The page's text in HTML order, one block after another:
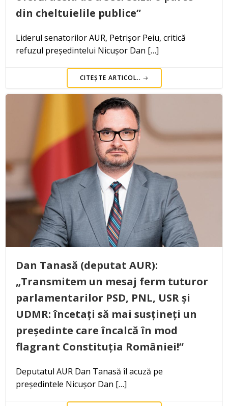
din cheltuielile publice”
Liderul senatorilor AUR, Petrișor Peiu, critică
refuzul președintelui Nicușor Dan […]
CITEȘTE ARTICOL..
Dan Tanasă (deputat AUR):
„Transmitem un mesaj ferm tuturor
parlamentarilor PSD, PNL, USR și
UDMR: încetați să mai susțineți un
președinte care încalcă în mod
flagrant Constituția României!”
Deputatul AUR Dan Tanasă îl acuză pe
președintele Nicușor Dan […]